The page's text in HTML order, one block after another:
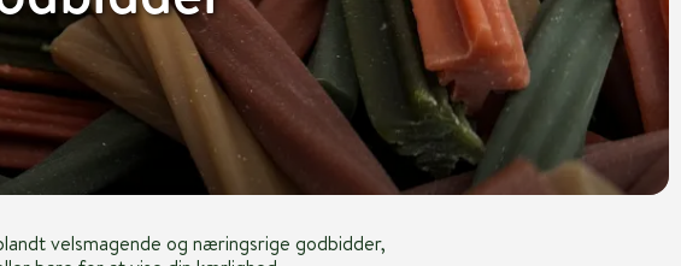
velsmagende og næringsrige godbidder,